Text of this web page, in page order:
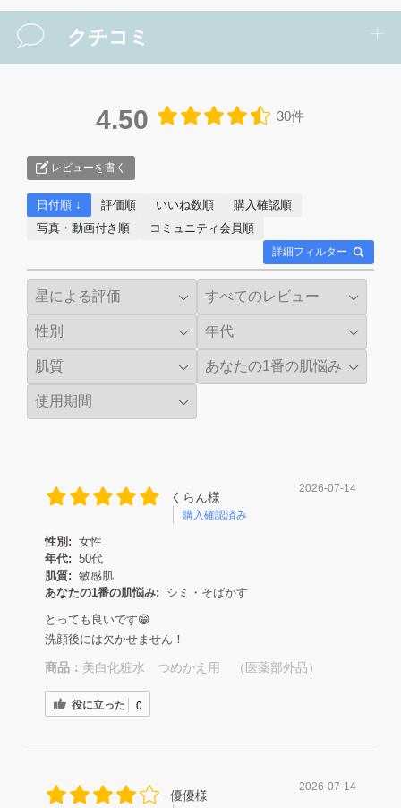
クチコミ
4.50 30件
レビューを書く
詳細フィルター
日付順 ↓ 評価順 いいね数順
購入確認順
写真・動画付き順
コミュニティ会員順
くらん様
購入確認済み
2026-07-14
性別: 女性
年代: 50代
肌質: 敏感肌
あなたの1番の肌悩み:
シミ・そばかす
とっても良いです😁
洗顔後には欠かせません！
商品： 美白化粧水 つめかえ用 （医薬部外品）
役に立った 0
優優様
2026-07-14